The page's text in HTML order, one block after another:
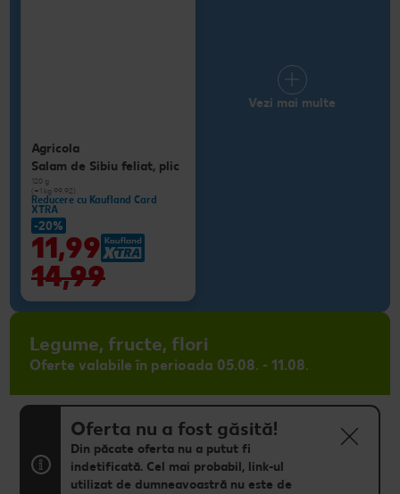
Agricola
Salam de Sibiu feliat, plic
120 g
(=1 kg 99.92)
Reducere cu Kaufland Card
XTRA
-20%
11,99
14,99
Vezi mai multe
Legume, fructe, flori
Oferte valabile în perioada 05.08. - 11.08.
Oferta nu a fost găsită!
Din păcate oferta nu a putut fi
indetificată. Cel mai probabil, link-ul
utilizat de dumneavoastră nu este de